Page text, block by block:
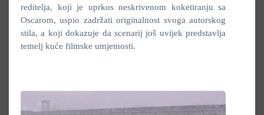
reditelja, koji je uprkos neskrivenom koketiranju sa
Oscarom, uspio zadržati originalnost svoga autorskog
stila, a koji dokazuje da scenarij još uvijek predstavlja
temelj kuće filmske umjetnosti.